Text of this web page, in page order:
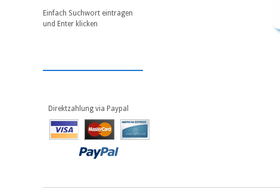
Einfach Suchwort eintragen
und Enter klicken
Direktzahlung via Paypal